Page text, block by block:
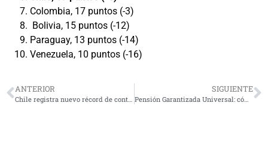
Colombia, 17 puntos (-3)
Bolivia, 15 puntos (-12)
Paraguay, 13 puntos (-14)
Venezuela, 10 puntos (-16)
ANTERIOR SIGUIENTE
Pensión Garantizada Universal: cómo solicitarla y cuáles son los requisitos